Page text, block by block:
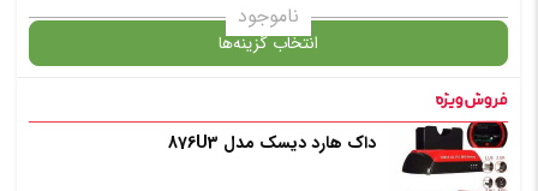
ناموجود
انتخاب گزینه‌ها
گارانتی داک هارد دیسک مدل 876U3